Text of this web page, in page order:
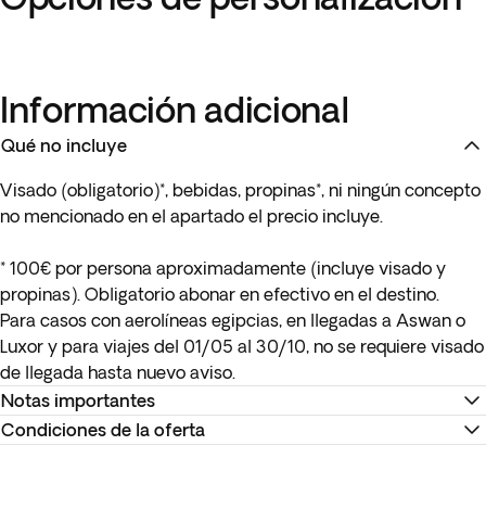
Información adicional
Qué no incluye
Visado (obligatorio)*, bebidas, propinas*, ni ningún concepto
no mencionado en el apartado el precio incluye.
* 100€ por persona aproximadamente (incluye visado y
propinas). Obligatorio abonar en efectivo en el destino.
Para casos con aerolíneas egipcias, en llegadas a Aswan o
Luxor y para viajes del 01/05 al 30/10, no se requiere visado
de llegada hasta nuevo aviso.
Notas importantes
Los detalles de tu vuelo interno estarán disponibles como
Condiciones de la oferta